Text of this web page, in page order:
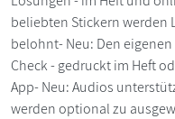
beliebten Stickern werden
belohnt- Neu: Den
Check - gedruckt im Heft
App- Neu: Audios
werden optional zu